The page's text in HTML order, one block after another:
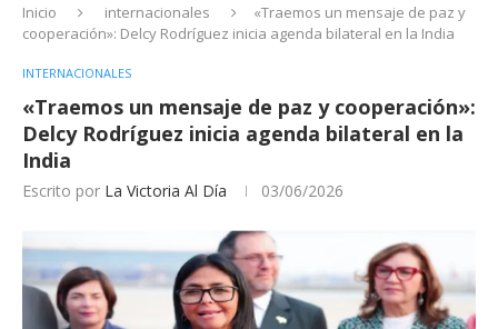
Inicio internacionales
«Traemos un mensaje de paz y
cooperación»: Delcy Rodríguez inicia agenda bilateral en la India
INTERNACIONALES
«Traemos un mensaje de paz y cooperación»:
Delcy Rodríguez inicia agenda bilateral en la
India
Escrito por La Victoria Al Día 03/06/2026